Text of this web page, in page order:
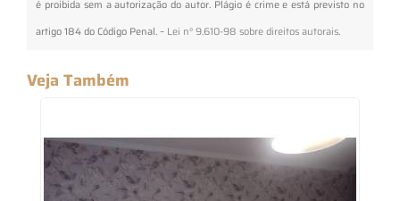
é proibida sem a autorização do autor. Plágio é crime e está previsto no
artigo 184 do Código Penal. – Lei n° 9.610-98 sobre direitos autorais.
Veja Também